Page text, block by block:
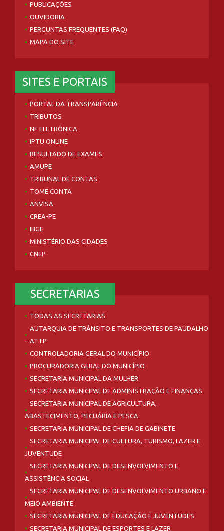
PUBLICAÇÕES
OUVIDORIA
PERGUNTAS FREQUENTES (FAQ)
MAPA DO SITE
SITES E PORTAIS
PORTAL DA TRANSPARÊNCIA
TRIBUTOS
NF ELETRÔNICA
IPTU ONLINE
RESULTADO DE EXAMES
AMUPE
TRIBUNAL DE CONTAS
TOME CONTA
ANVISA
CREA-PE
IBGE
MINISTÉRIO DAS CIDADES
CNEP
SECRETARIAS
TODAS AS SECRETARIAS
AUTARQUIA DE TRÂNSITO E TRANSPORTES DE PAUDALHO
– ATTP
CONTROLADORIA GERAL DO MUNICÍPIO
PROCURADORIA GERAL DO MUNICÍPIO
SECRETARIA MUNICIPAL DA MULHER
SECRETARIA MUNICIPAL DE ADMINISTRAÇÃO E FINANÇAS
SECRETARIA MUNICIPAL DE AGRICULTURA,
ABASTECIMENTO, PECUÁRIA E PESCA
SECRETARIA MUNICIPAL DE CHEFIA DE GABINETE
SECRETARIA MUNICIPAL DE CULTURA, TURISMO, LAZER E
JUVENTUDE
SECRETARIA MUNICIPAL DE DESENVOLVIMENTO E
ASSISTÊNCIA SOCIAL
SECRETARIA MUNICIPAL DE DESENVOLVIMENTO URBANO E
MEIO AMBIENTE
SECRETARIA MUNICIPAL DE EDUCAÇÃO E JUVENTUDES
SECRETARIA MUNICIPAL DE ESPORTES E LAZER